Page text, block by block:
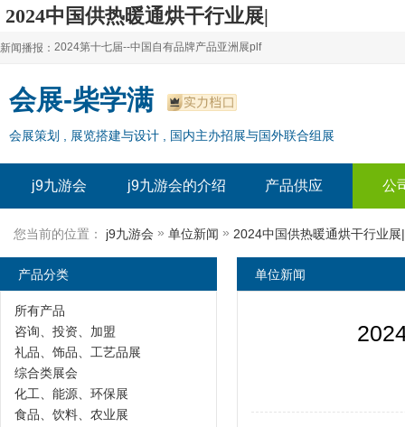
2024中国供热暖通烘干行业展|
业内探索供热市场的展览平台-j9九游会
新闻播报：
2024上海自有品牌展--百货展|食品展 零售展|oem展
2024全球自有--品牌产品亚洲展（plf）
2024上海自有品牌展--2024上海oem 贴牌代加工展
2024第十七届--中国自有品牌产品亚洲展plf
2024全球自有--品牌产品亚洲展（plf）
2024年上海--第17届自有品牌展
会展-柴学满
会展策划 , 展览搭建与设计 , 国内主办招展与国外联合组展
j9九游会 j9九游会的介绍 产品供应 公
您当前的位置： j9九游会 » 单位新闻 » 2024中国供热暖通烘干行业
单位新闻
产品分类
所有产品
咨询、投资、加盟
礼品、饰品、工艺品展
综合类展会
化工、能源、环保展
食品、饮料、农业展